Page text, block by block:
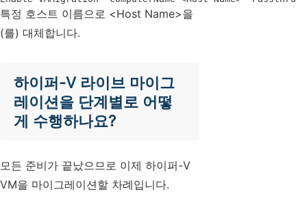
특정 호스트 이름으로 <Host Name>을
(를) 대체합니다.
하이퍼-V 라이브 마이그
레이션을 단계별로 어떻
게 수행하나요?
모든 준비가 끝났으므로 이제 하이퍼-V
VM을 마이그레이션할 차례입니다.